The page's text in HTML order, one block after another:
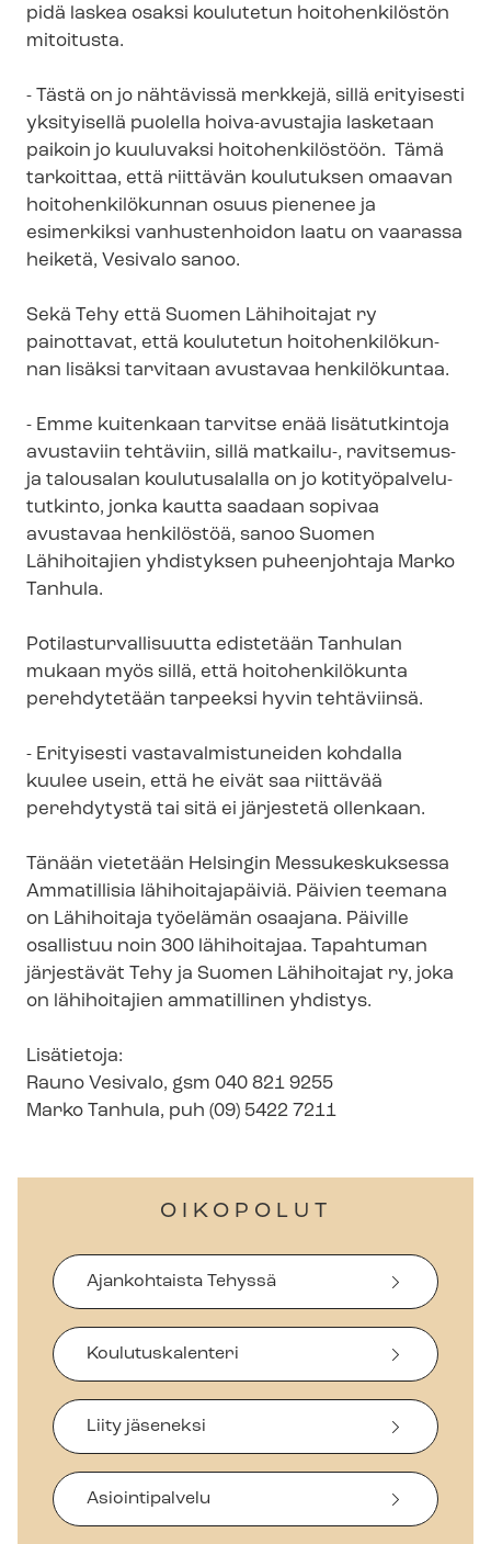
pidä laskea osaksi koulutetun hoitohenkilöstön
mitoitusta.
- Tästä on jo nähtävissä merkkejä, sillä erityisesti
yksityisellä puolella hoiva-avustajia lasketaan
paikoin jo kuuluvaksi hoitohenkilöstöön. Tämä
tarkoittaa, että riittävän koulutuksen omaavan
hoi­to­hen­ki­lö­kun­nan osuus pienenee ja
esimerkiksi vanhustenhoidon laatu on vaarassa
heiketä, Vesivalo sanoo.
Sekä Tehy että Suomen Lähihoitajat ry
painottavat, että koulutetun hoi­to­hen­ki­lö­kun­
nan lisäksi tarvitaan avustavaa henkilökuntaa.
- Emme kuitenkaan tarvitse enää lisätutkintoja
avustaviin tehtäviin, sillä matkailu-, ravitsemus-
ja talousalan koulutusalalla on jo ko­ti­työ­pal­ve­lu­
tut­kin­to, jonka kautta saadaan sopivaa
avustavaa henkilöstöä, sanoo Suomen
Lähihoitajien yhdistyksen puheenjohtaja Marko
Tanhula.
Po­ti­las­tur­val­li­suut­ta edistetään Tanhulan
mukaan myös sillä, että hoitohenkilökunta
perehdytetään tarpeeksi hyvin tehtäviinsä.
- Erityisesti vas­ta­val­mis­tu­nei­den kohdalla
kuulee usein, että he eivät saa riittävää
perehdytystä tai sitä ei järjestetä ollenkaan.
Tänään vietetään Helsingin Messukeskuksessa
Ammatillisia lähihoitajapäiviä. Päivien teemana
on Lähihoitaja työelämän osaajana. Päiville
osallistuu noin 300 lähihoitajaa. Tapahtuman
järjestävät Tehy ja Suomen Lähihoitajat ry, joka
on lähihoitajien ammatillinen yhdistys.
Lisätietoja:
Rauno Vesivalo, gsm 040 821 9255
Marko Tanhula, puh (09) 5422 7211
OIKOPOLUT
Ajankohtaista Tehyssä
Koulutuskalenteri
Liity jäseneksi
Asiointipalvelu